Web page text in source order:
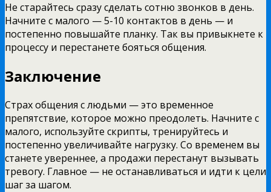
Не старайтесь сразу сделать сотню звонков в день.
Начните с малого — 5-10 контактов в день — и
постепенно повышайте планку. Так вы привыкнете к
процессу и перестанете бояться общения.
Заключение
Страх общения с людьми — это временное
препятствие, которое можно преодолеть. Начните с
малого, используйте скрипты, тренируйтесь и
постепенно увеличивайте нагрузку. Со временем вы
станете увереннее, а продажи перестанут вызывать
тревогу. Главное — не останавливаться и идти к цели
шаг за шагом.